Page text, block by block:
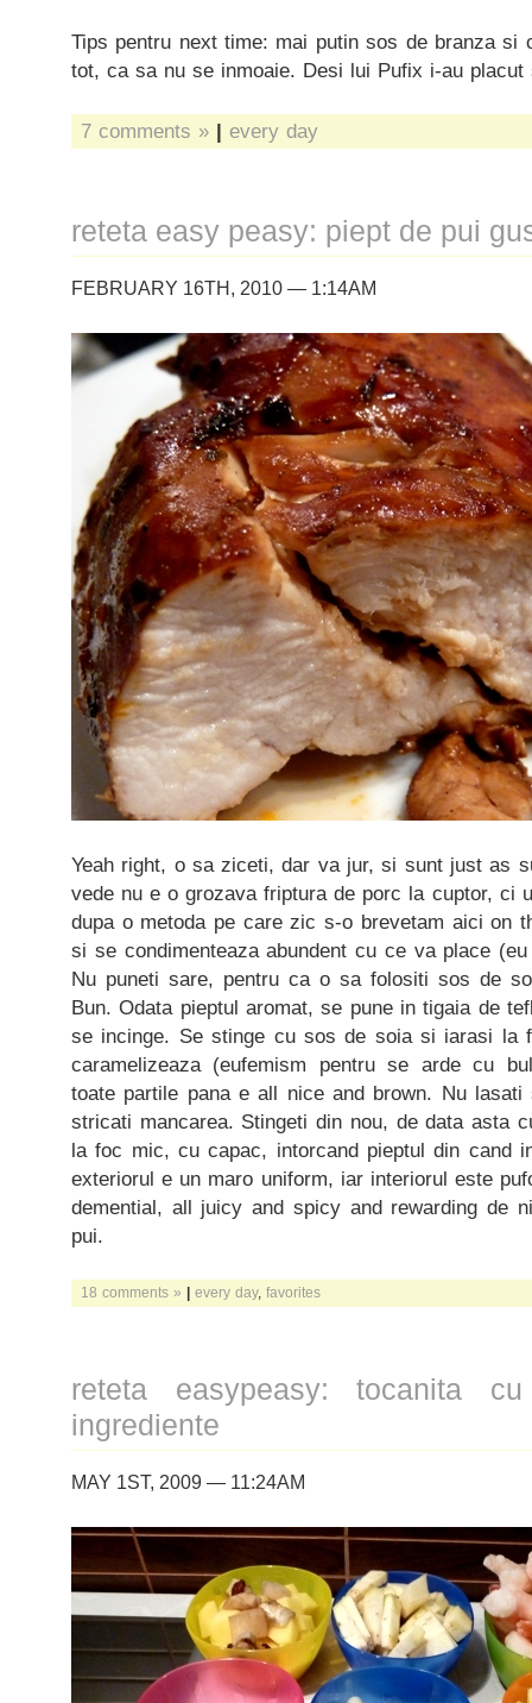
Tips pentru next time: mai putin sos de branza si
tot, ca sa nu se inmoaie. Desi lui Pufix i-au placut
7 comments » | every day
reteta easy peasy: piept de pui
FEBRUARY 16TH, 2010 — 1:14AM
Yeah right, o sa ziceti, dar va jur, si sunt just as
vede nu e o grozava friptura de porc la cuptor, ci
dupa o metoda pe care zic s-o brevetam aici on
si se condimenteaza abundent cu ce va place
Nu puneti sare, pentru ca o sa folositi sos de
Bun. Odata pieptul aromat, se pune in tigaia de
se incinge. Se stinge cu sos de soia si iarasi la
caramelizeaza (eufemism pentru se arde cu
toate partile pana e all nice and brown. Nu
stricati mancarea. Stingeti din nou, de data asta
la foc mic, cu capac, intorcand pieptul din cand
exteriorul e un maro uniform, iar interiorul este
demential, all juicy and spicy and rewarding de
pui.
18 comments » | every day, favorites
reteta easypeasy: tocanita
ingrediente
MAY 1ST, 2009 — 11:24AM